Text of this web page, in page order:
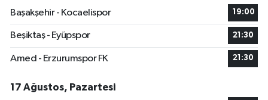
Başakşehir - Kocaelispor
19:00
Beşiktaş - Eyüpspor 21:30
Amed - Erzurumspor FK 21:30
17 Ağustos, Pazartesi